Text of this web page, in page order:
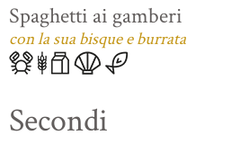
Spaghetti ai gamberi
con la sua bisque e burrata
Secondi